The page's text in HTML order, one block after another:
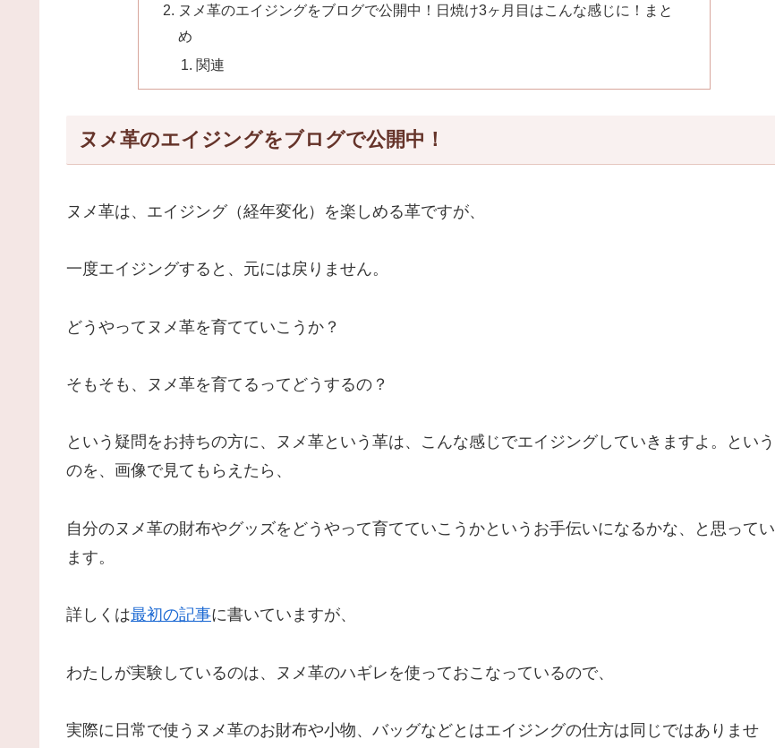
ヌメ革のエイジングをブログで公開中！日焼け3ヶ月目はこんな感じに！まと
め
関連
ヌメ革のエイジングをブログで公開中！
ヌメ革は、エイジング（経年変化）を楽しめる革ですが、
一度エイジングすると、元には戻りません。
どうやってヌメ革を育てていこうか？
そもそも、ヌメ革を育てるってどうするの？
という疑問をお持ちの方に、ヌメ革という革は、こんな感じでエイジングしていきますよ。という
のを、画像で見てもらえたら、
自分のヌメ革の財布やグッズをどうやって育てていこうかというお手伝いになるかな、と思ってい
ます。
詳しくは最初の記事に書いていますが、
わたしが実験しているのは、ヌメ革のハギレを使っておこなっているので、
実際に日常で使うヌメ革のお財布や小物、バッグなどとはエイジングの仕方は同じではありませ